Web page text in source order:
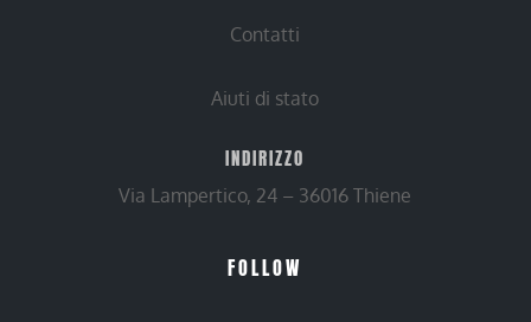
Contatti
Aiuti di stato
INDIRIZZO
Via Lampertico, 24 – 36016 Thiene
FOLLOW